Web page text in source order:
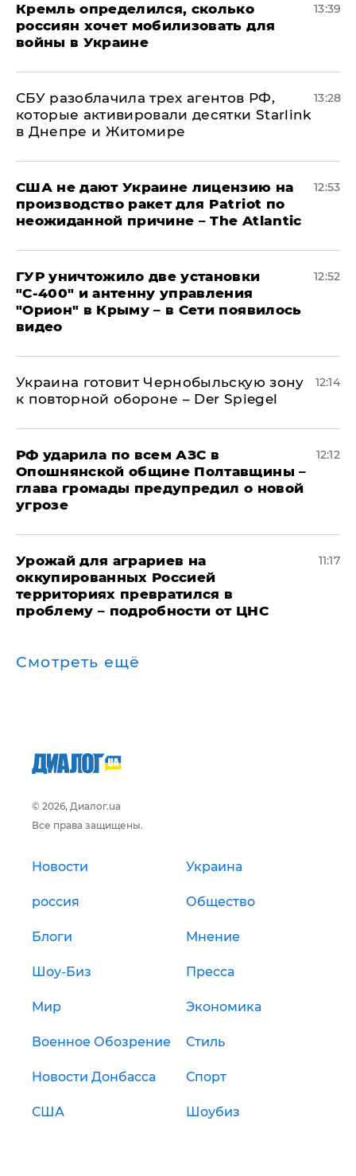
Кремль определился, сколько
россиян хочет мобилизовать для
войны в Украине
13:39
СБУ разоблачила трех агентов РФ,
которые активировали десятки Starlink
в Днепре и Житомире
13:28
США не дают Украине лицензию на
производство ракет для Patriot по
неожиданной причине – The Atlantic
12:53
ГУР уничтожило две установки
"С‑400" и антенну управления
"Орион" в Крыму – в Сети появилось
видео
12:52
Украина готовит Чернобыльскую зону
к повторной обороне – Der Spiegel
12:14
РФ ударила по всем АЗС в
Опошнянской общине Полтавщины –
глава громады предупредил о новой
угрозе
12:12
Урожай для аграриев на
оккупированных Россией
территориях превратился в
проблему – подробности от ЦНС
11:17
Смотреть ещё
© 2026, Диалог.ua
Все права защищены.
Новости Украина
россия Общество
Блоги Мнение
Шоу-Биз Пресса
Мир Экономика
Военное Обозрение Стиль
Новости Донбасса Спорт
США Шоубиз